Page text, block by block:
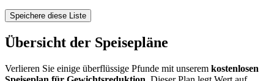
Speichere diese Liste
Übersicht der Speisepläne
Verlieren Sie einige überflüssige Pfunde mit unserem kostenlosen